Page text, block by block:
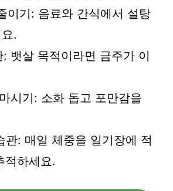
이기: 음료와 간식에서 설탕
.
뱃살 목적이라면 금주가 이
시기: 소화 돕고 포만감을
관: 매일 체중을 일기장에 적
적하세요.